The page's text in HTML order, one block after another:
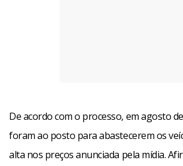
De acordo com o processo, em agosto
foram ao posto para abastecerem os
alta nos preços anunciada pela mídia.